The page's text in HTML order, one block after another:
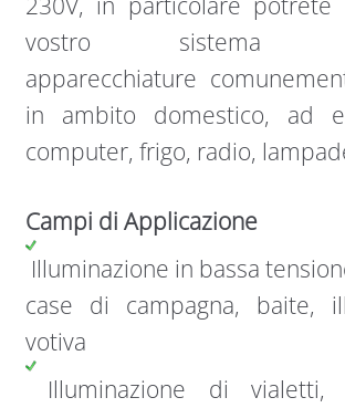
vostro sistema
apparecchiature
in ambito domestico, ad
computer, frigo, radio,
Campi di Applicazione
Illuminazione in bassa
case di campagna, baite,
votiva
Illuminazione di vialetti,